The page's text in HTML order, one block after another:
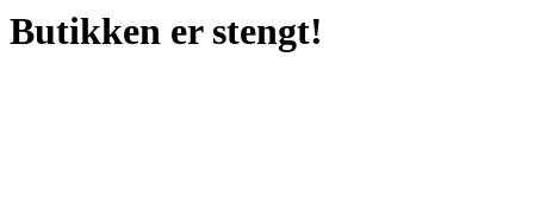
Butikken er stengt!